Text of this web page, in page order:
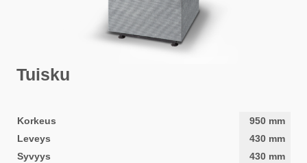
Tuisku
Korkeus 950 mm
Leveys
430 mm
Syvyys
430 mm